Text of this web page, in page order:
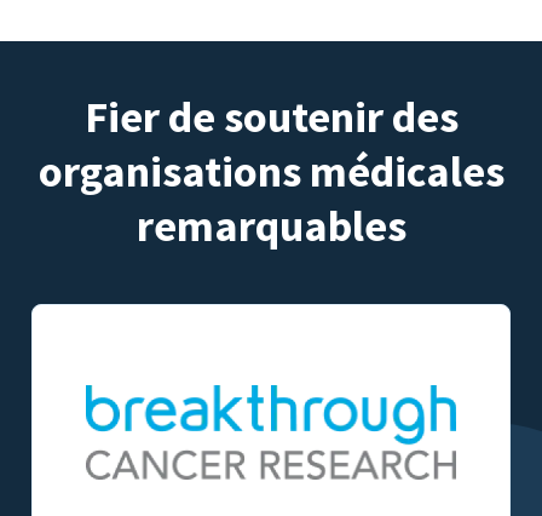
Fier de soutenir des
organisations médicales
remarquables